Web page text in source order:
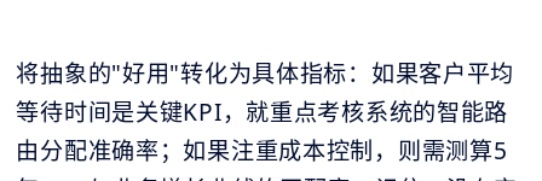
将抽象的"好用"转化为具体指标：如果客户平均
等待时间是关键KPI，就重点考核系统的智能路
由分配准确率；如果注重成本控制，则需测算5